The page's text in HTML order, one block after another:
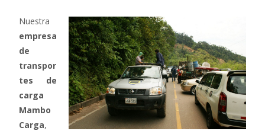
Nuestra
empresa
de
transpor
tes de
carga
Mambo
Carga,